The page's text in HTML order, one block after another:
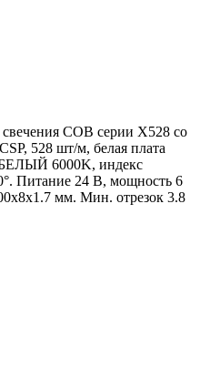
COB серии X528 со
528 шт/м, белая плата
6000K, индекс
Питание 24 В, мощность 6
мм. Мин. отрезок 3.8